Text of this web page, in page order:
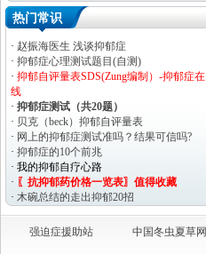
·2015年治好抑郁症要花多少钱？
·黛力新（黛安神）使用说明要点
热门常识
· 赵振海医生 浅谈抑郁症
· 抑郁症心理测试题目(自测)
· 抑郁自评量表SDS(Zung编制）-抑郁症在
线
· 抑郁症测试（共20题）
· 贝克（beck）抑郁自评量表
· 网上的抑郁症测试准吗？结果可信吗?
· 抑郁症的10个前兆
· 我的抑郁自疗心路
· 〖抗抑郁药价格一览表〗值得收藏
· 木碗总结的走出抑郁20招
·ICD 10 抑郁发作的诊断标准
微笑性抑郁症测试
强迫症援助站 中国冬虫夏草网